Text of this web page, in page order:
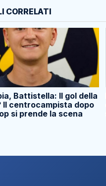
CORRELATI
Battistella: Il gol della
Il centrocampista dopo
si prende la scena